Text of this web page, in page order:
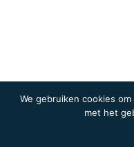
We gebruiken cookies
met het